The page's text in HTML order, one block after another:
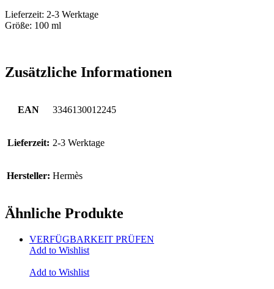
Lieferzeit: 2-3 Werktage
Größe: 100 ml
Zusätzliche Informationen
EAN 3346130012245
Lieferzeit: 2-3 Werktage
Hersteller: Hermès
Ähnliche Produkte
VERFÜGBARKEIT PRÜFEN
Add to Wishlist
Add to Wishlist